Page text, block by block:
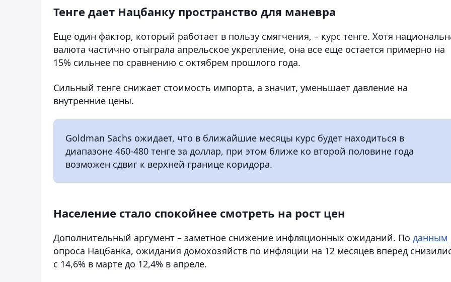
Тенге дает Нацбанку пространство для маневра
Еще один фактор, который работает в пользу смягчения, – курс тенге. Хотя
валюта частично отыграла апрельское укрепление, она все еще остается примерно на
15% сильнее по сравнению с октябрем прошлого года.
Сильный тенге снижает стоимость импорта, а значит, уменьшает давление на
внутренние цены.
Goldman Sachs ожидает, что в ближайшие месяцы курс будет находиться в
диапазоне 460-480 тенге за доллар, при этом ближе ко второй половине года
возможен сдвиг к верхней границе коридора.
Население стало спокойнее смотреть на рост цен
Дополнительный аргумент – заметное снижение инфляционных ожиданий. По данным
опроса Нацбанка, ожидания домохозяйств по инфляции на 12 месяцев вперед
с 14,6% в марте до 12,4% в апреле.